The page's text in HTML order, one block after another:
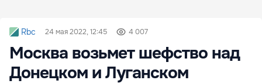
Rbc 24 мая 2022, 12:45 4 007
Москва возьмет шефство над
Донецком и Луганском